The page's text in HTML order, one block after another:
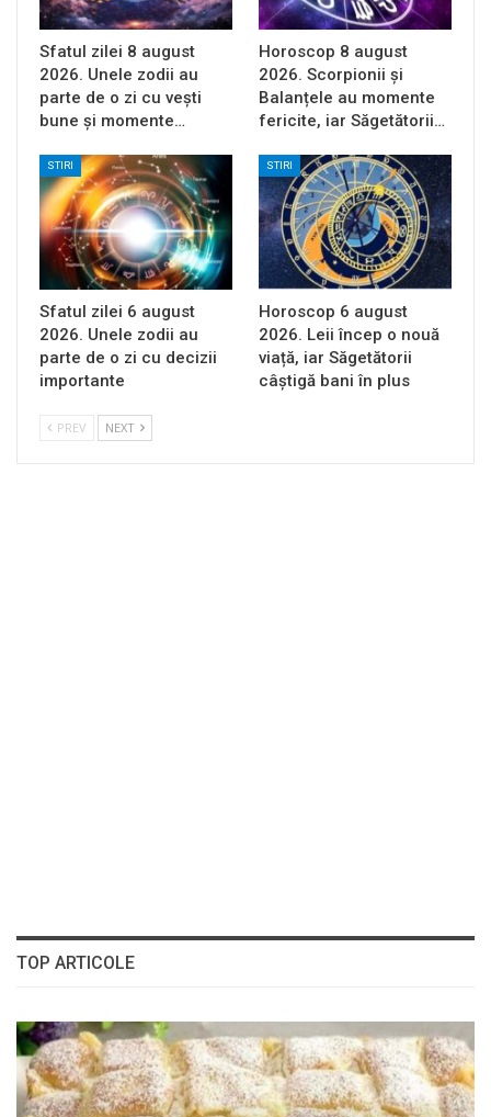
Sfatul zilei 8 august
2026. Unele zodii au
parte de o zi cu vești
bune și momente…
Horoscop 8 august
2026. Scorpionii și
Balanțele au momente
fericite, iar Săgetătorii…
STIRI
Sfatul zilei 6 august
2026. Unele zodii au
parte de o zi cu decizii
importante
STIRI
Horoscop 6 august
2026. Leii încep o nouă
viață, iar Săgetătorii
câștigă bani în plus
PREV NEXT
TOP ARTICOLE